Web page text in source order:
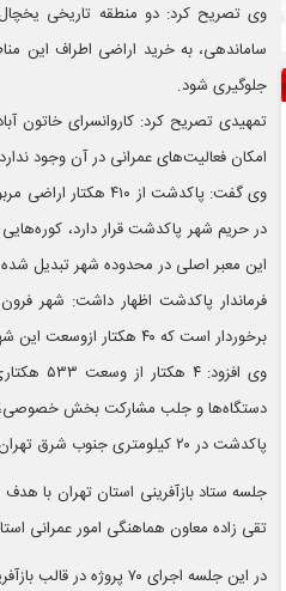
وی تصریح کرد: دو منطقه تاریخی
ساماندهی، به خرید اراضی اطراف این
جلوگیری شود.
تمهیدی تصریح کرد: کاروانسرای خاتون
امکان فعالیت‌های عمرانی در آن وجود
در حریم شهر پاکدشت قرار دارد،
این معبر اصلی در محدوده شهر تبدیل شده
برخوردار است که ۴۰ هکتار ازوسعت این شهر را بافت فرسوده تشکیل می‌دهد.
وی
دستگاه‌ها و جلب مشارکت بخش خصوصی،
پاکدشت در ۲۰ کیلومتری جنوب شرق تهران واقع شده است.
جلسه ستاد بازآفرینی استان تهران با
تقی زاده معاون هماهنگی امور عمرانی
در این جلسه اجرای ۷۰ پروژه در قالب بازآفرینی شهری در مناطق مختلف شهرستان پاکدشت به تصویب رسید.